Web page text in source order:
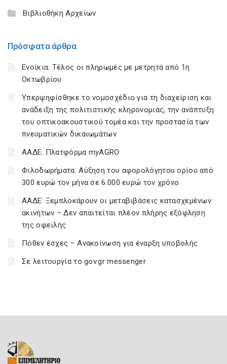
Βιβλιοθήκη Αρχείων
Πρόσφατα άρθρα
Ενοίκια: Τέλος οι πληρωμές με μετρητά από 1η
Οκτωβρίου
Υπερψηφίσθηκε το νομοσχέδιο για τη διαχείριση και
ανάδειξη της πολιτιστικής κληρονομιάς, την ανάπτυξη
του οπτικοακουστικού τομέα και την προστασία των
πνευματικών δικαιωμάτων
ΑΑΔΕ: Πλατφόρμα myAGRO
Φιλοδωρήματα: Αύξηση του αφορολόγητου ορίου από
300 ευρώ τον μήνα σε 6.000 ευρώ τον χρόνο
ΑΑΔΕ: Ξεμπλοκάρουν οι μεταβιβάσεις κατασχεμένων
ακινήτων – Δεν απαιτείται πλέον πλήρης εξόφληση
της οφειλής
Πόθεν έσχες – Ανακοίνωση για έναρξη υποβολής
Σε λειτουργία το gov.gr messenger